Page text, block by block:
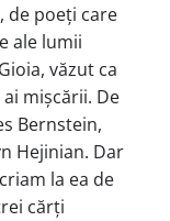
de poeți care
ale lumii
văzut ca
mișcării. De
Bernstein,
Hejinian. Dar
la ea de
cărți